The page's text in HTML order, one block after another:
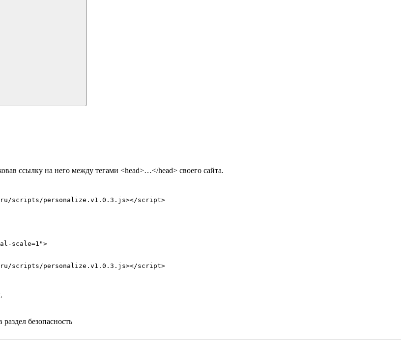
ссылку на него между тегами <head>…</head> своего сайта.
scripts/personalize.v1.0.3.js></script>
scripts/personalize.v1.0.3.js></script>
раздел безопасность